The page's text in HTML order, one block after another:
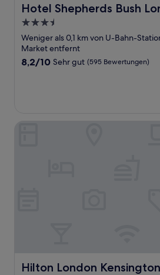
Hotel Shepherds Bush
Hotel Shepherds Bush London
3.5-
Sterne-
Unterkunft
Weniger als 0,1 km von U-Bahn-
Market entfernt
8.2
Bewertungen)
8,2/10 Sehr gut (595 Bewertungen)
Hilton London Kensington
Hilton London Kensington